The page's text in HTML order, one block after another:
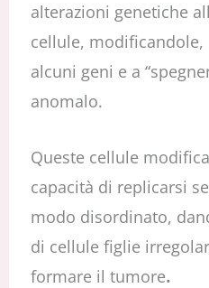
alterazioni genetiche
cellule, modificandole,
alcuni geni e a
anomalo.
Queste cellule
capacità di replicarsi
modo disordinato,
di cellule figlie
formare il tumore.